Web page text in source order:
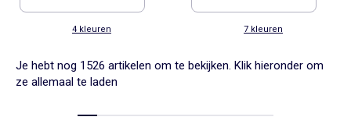
4 kleuren 7 kleuren
Je hebt nog 1526 artikelen om te bekijken. Klik hieronder om
ze allemaal te laden